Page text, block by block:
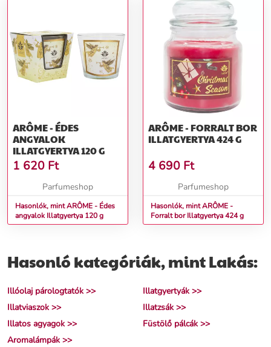
ARÔME - ÉDES
ANGYALOK
ILLATGYERTYA 120 G
1 620 Ft
Parfumeshop
Hasonlók, mint ARÔME - Édes
angyalok Illatgyertya 120 g
ARÔME - FORRALT BOR
ILLATGYERTYA 424 G
4 690 Ft
Parfumeshop
Hasonlók, mint ARÔME -
Forralt bor Illatgyertya 424 g
Hasonló kategóriák, mint Lakás:
Illóolaj párologtatók >>
Illatgyertyák >>
Illatviaszok >>
Illatzsák >>
Illatos agyagok >>
Füstölő pálcák >>
Aromalámpák >>